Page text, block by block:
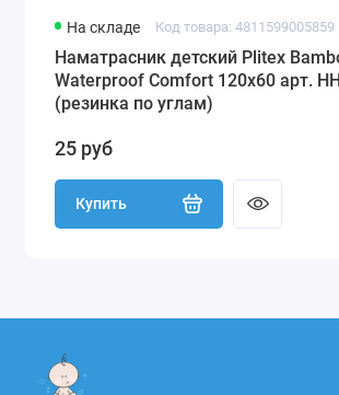
На складе Код товара: 4811599005859
Наматрасник детский Plitex
Waterproof Comfort 120х60 арт.
(резинка по углам)
25 руб
Купить